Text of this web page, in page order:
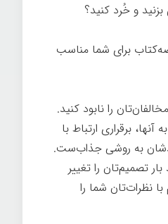
و خُرد کنید؟
برای شما مناسب
را نابود کنید.
برقراری ارتباط با
به روشی جذاب‌ست.
تصمیم‌تان را تغییر
نظرات‌تان شما را